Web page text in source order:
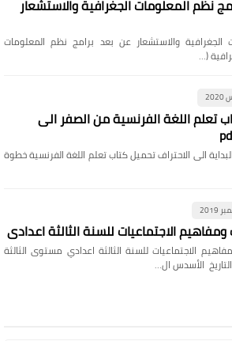
نظم المعلومات الجغرافية والاستشعار
والاستشعار عن بعد برامج نظم المعلومات
(…
تعلم اللغة الفرنسية من الصفر الى
الى الاحتراف تحميل كتاب تعلم اللغة الفرنسية خطوة
الاجتماعيات للسنة الثالثة اعدادي
الاجتماعيات للسنة الثالثة اعدادي مستوى الثالثة
الأسدس ال…